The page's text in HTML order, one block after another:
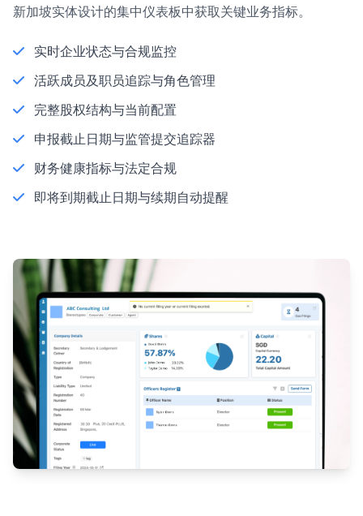
新加坡实体设计的集中仪表板中获取关键业务指标。
实时企业状态与合规监控
活跃成员及职员追踪与角色管理
完整股权结构与当前配置
申报截止日期与监管提交追踪器
财务健康指标与法定合规
即将到期截止日期与续期自动提醒